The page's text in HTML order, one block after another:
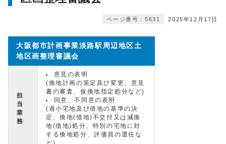
2025年12月17日
ページ番号：5631
大阪都市計画事業淡路駅周辺地区土
地区画整理審議会
担
当
業
務
意見の表明
(換地計画の策定及び変更、意見
書の審査、仮換地指定処分など)
同意、不同意の表明
(過小宅地及び借地の基準の決
定、換地(借地)不交付又は減換
地(借地)処分、特別の宅地に対
する換地処分、評価員の選任な